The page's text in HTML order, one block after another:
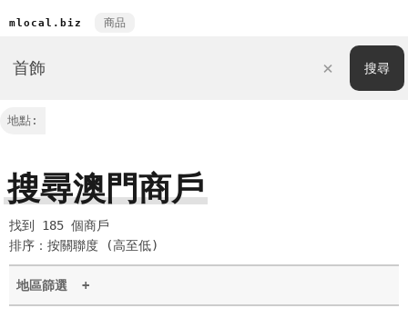
mlocal.biz 商品
地點:
搜尋澳門商戶
找到 185 個商戶
排序：按關聯度 (高至低)
地區篩選 +